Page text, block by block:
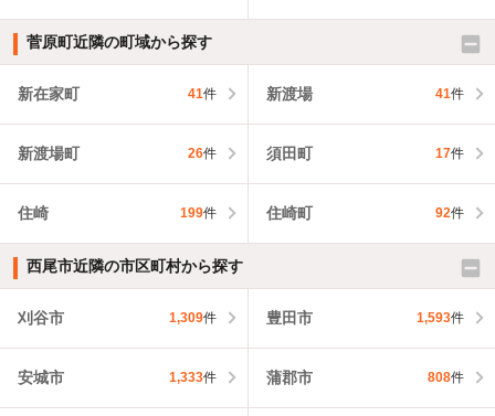
菅原町近隣の町域から探す
新在家町 41件 新渡場 41件
新渡場町 26件 須田町 17件
住崎 199件 住崎町 92件
西尾市近隣の市区町村から探す
刈谷市 1,309件 豊田市 1,593件
安城市 1,333件 蒲郡市 808件